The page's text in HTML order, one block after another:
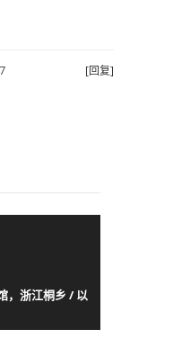
[回复]
，浙江桐乡 / 以